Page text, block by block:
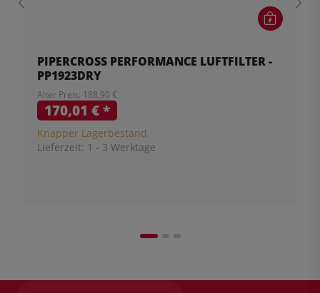
PIPERCROSS PERFORMANCE LUFTFILTER -
PP1923DRY
Alter Preis: 188,90 €
170,01 €*
Knapper Lagerbestand
Lieferzeit: 1 - 3 Werktage